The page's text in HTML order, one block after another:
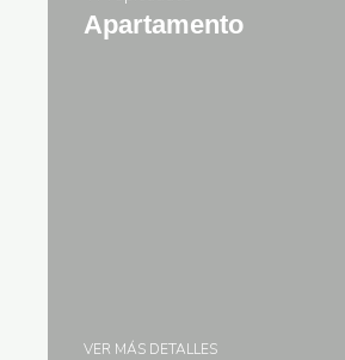
Apartamento
VER MÁS DETALLES